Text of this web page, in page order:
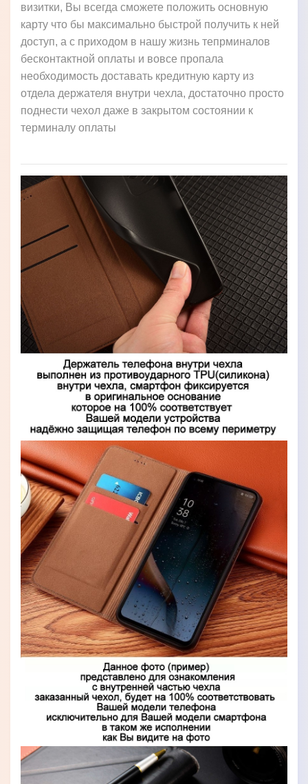
визитки, Вы всегда сможете положить основную
карту что бы максимально быстрой получить к ней
доступ, а с приходом в нашу жизнь тепрминалов
бесконтактной оплаты и вовсе пропала
необходимость доставать кредитную карту из
отдела держателя внутри чехла, достаточно просто
поднести чехол даже в закрытом состоянии к
терминалу оплаты